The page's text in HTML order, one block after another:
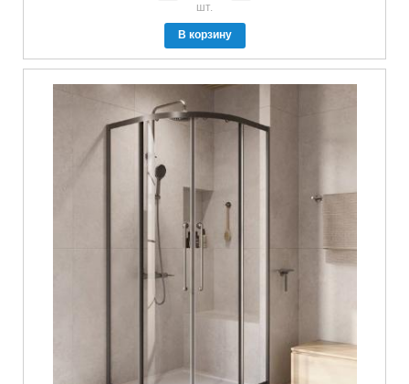
шт.
В корзину